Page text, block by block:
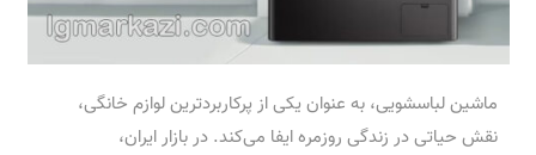
ماشین لباسشویی، به عنوان یکی از پرکاربردترین لوازم خانگی،
نقش حیاتی در زندگی روزمره ایفا می‌کند. در بازار ایران،